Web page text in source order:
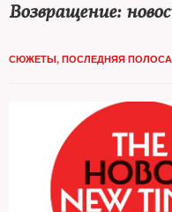
СЮЖЕТЫ, ПОСЛЕДНЯЯ ПОЛОСА